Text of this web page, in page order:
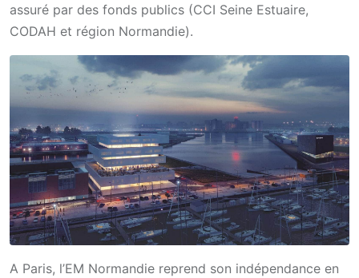
assuré par des fonds publics (CCI Seine Estuaire,
CODAH et région Normandie).
A Paris, l’EM Normandie reprend son indépendance en